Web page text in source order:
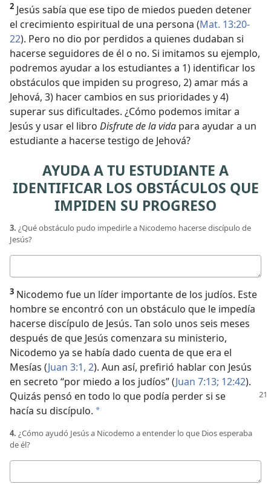
2 Jesús sabía que ese tipo de miedos pueden detener
el crecimiento espiritual de una persona (Mat. 13:20-
22). Pero no dio por perdidos a quienes dudaban si
hacerse seguidores de él o no. Si imitamos su ejemplo,
podremos ayudar a los estudiantes a 1) identificar los
obstáculos que impiden su progreso, 2) amar más a
Jehová, 3) hacer cambios en sus prioridades y 4)
superar sus dificultades. ¿Cómo podemos imitar a
Jesús y usar el libro Disfrute de la vida para ayudar a un
estudiante a hacerse testigo de Jehová?
AYUDA A TU ESTUDIANTE A
IDENTIFICAR LOS OBSTÁCULOS QUE
IMPIDEN SU PROGRESO
3. ¿Qué obstáculo pudo impedirle a Nicodemo hacerse discípulo de
Jesús?
3 Nicodemo fue un líder importante de los judíos. Este
hombre se encontró con un obstáculo que le impedía
hacerse discípulo de Jesús. Tan solo unos seis meses
después de que Jesús comenzara su ministerio,
Nicodemo ya se había dado cuenta de que era el
Mesías (Juan 3:1, 2). Aun así, prefirió hablar con Jesús
en secreto “por miedo a los judíos” (Juan 7:13; 12:42).
Quizás pensó en todo lo que podía perder si se
hacía su discípulo. a
4. ¿Cómo ayudó Jesús a Nicodemo a entender lo que Dios esperaba
de él?